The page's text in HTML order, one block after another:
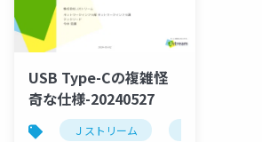
USB Type-Cの複雑怪
奇な仕様-20240527
Ｊストリーム